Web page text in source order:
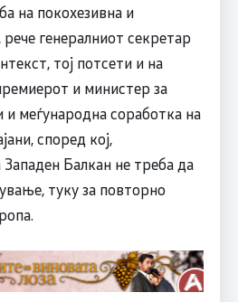
на покохезивна и
генералниот секретар
тој потсети и на
и министер за
меѓународна соработка на
според кој,
Балкан не треба да
туку за повторно